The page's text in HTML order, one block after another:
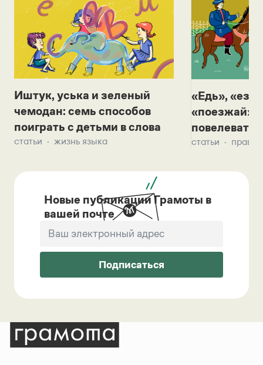
Иштук, уська и зеленый
чемодан: семь способов
поиграть с детьми в слова
статьи жизнь языка
«Едь»,
«поезжай»?
повелевать
статьи
Новые публикации Грамоты в
вашей почте
Подписаться